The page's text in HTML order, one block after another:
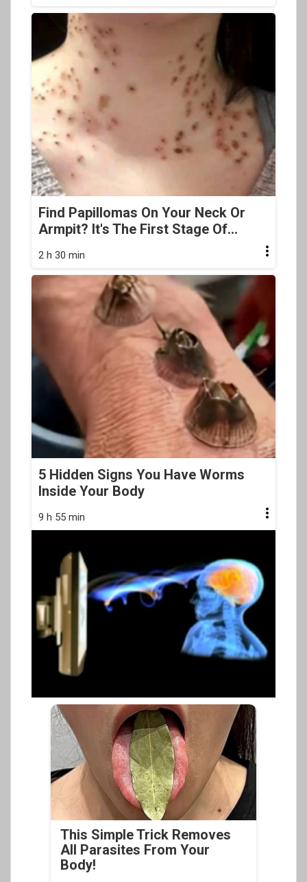
Find Papillomas On Your Neck Or
Armpit? It's The First Stage Of...
2 h 30 min
5 Hidden Signs You Have Worms
Inside Your Body
9 h 55 min
This Simple Trick Removes
All Parasites From Your
Body!